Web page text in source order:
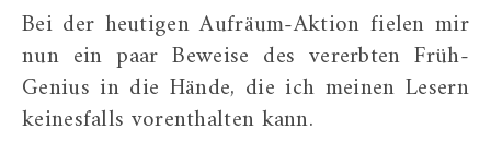
Bei der heutigen Aufräum-Aktion fielen mir
nun ein paar Beweise des vererbten Früh-
Genius in die Hände, die ich meinen Lesern
keinesfalls vorenthalten kann.